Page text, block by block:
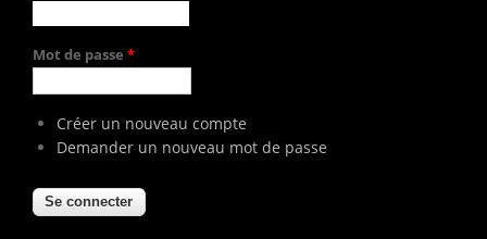
Mot de passe *
Créer un nouveau compte
Demander un nouveau mot de passe